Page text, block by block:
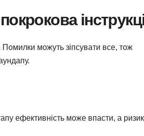
можуть зіпсувати все, тож
ефективність може впасти, а